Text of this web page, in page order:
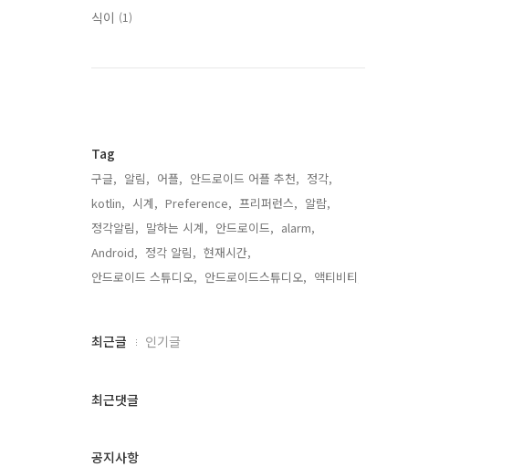
식이 (1)
Tag
구글, 알림, 어플, 안드로이드 어플 추천, 정각,
kotlin, 시계, Preference, 프리퍼런스, 알람,
정각알림, 말하는 시계, 안드로이드, alarm,
Android, 정각 알림, 현재시간,
안드로이드 스튜디오, 안드로이드스튜디오, 액티비티,
최
과
글
최근글 인기글
최근댓글
공지사항